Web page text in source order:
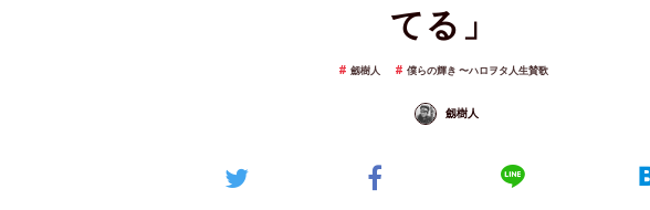
てる」
劔樹人 僕らの輝き 〜ハロヲタ人生賛歌
劔樹人